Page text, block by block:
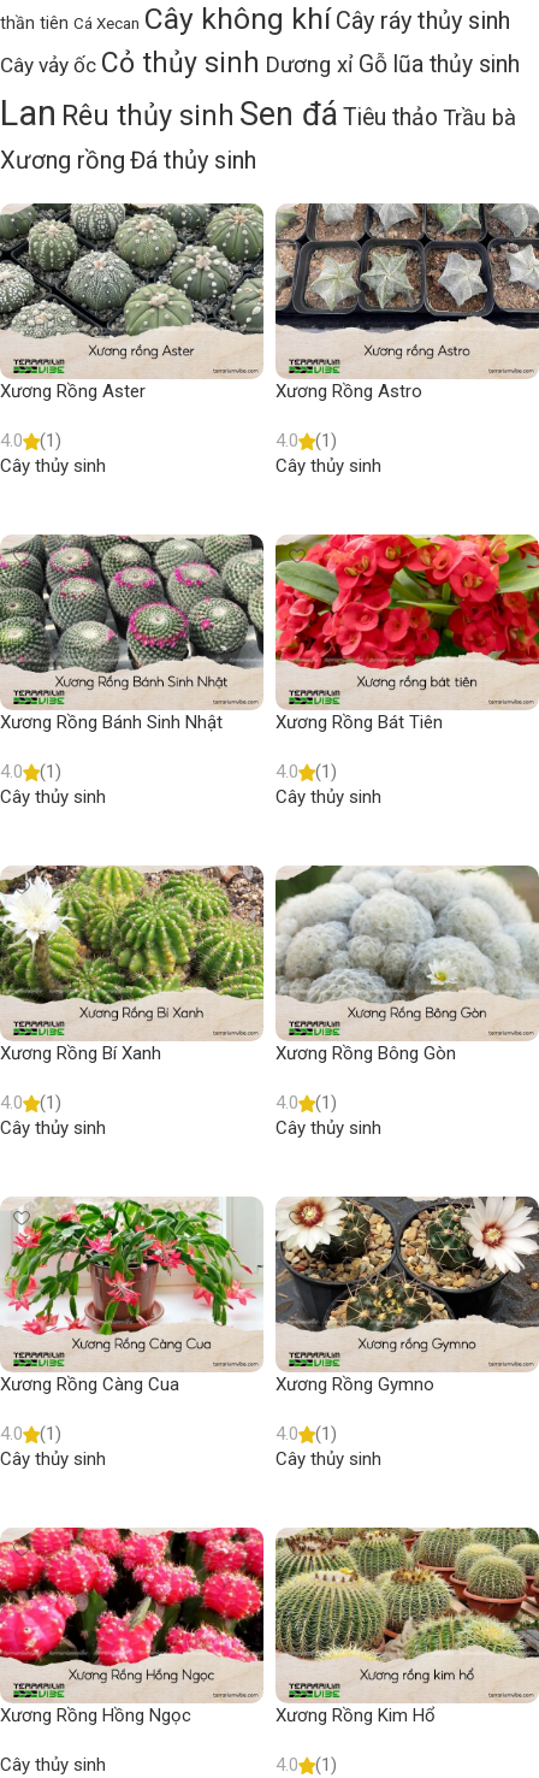
thần tiên Cá Xecan Cây không khí Cây ráy thủy sinh
Cây vảy ốc Cỏ thủy sinh Dương xỉ Gỗ lũa thủy sinh
Lan Rêu thủy sinh Sen đá Tiêu thảo Trầu bà
Xương rồng Đá thủy sinh
Xương Rồng Aster
4.0
(1)
Cây thủy sinh
Xương Rồng Astro
4.0
(1)
Cây thủy sinh
Xương Rồng Bánh Sinh Nhật
4.0
(1)
Cây thủy sinh
Xương Rồng Bát Tiên
4.0
(1)
Cây thủy sinh
Xương Rồng Bí Xanh
4.0
(1)
Cây thủy sinh
Xương Rồng Bông Gòn
4.0
(1)
Cây thủy sinh
Xương Rồng Càng Cua
4.0
(1)
Cây thủy sinh
Xương Rồng Gymno
4.0
(1)
Cây thủy sinh
Xương Rồng Hồng Ngọc
Cây thủy sinh
Xương Rồng Kim Hổ
4.0
(1)